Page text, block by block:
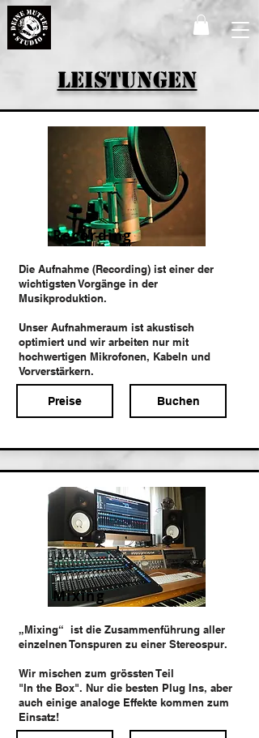
Leistungen
Recording
Die Aufnahme (Recording) ist einer der
wichtigsten Vorgänge in der
Musikproduktion.
Unser Aufnahmeraum ist akustisch
optimiert und wir arbeiten nur mit
hochwertigen Mikrofonen, Kabeln und
Vorverstärkern.
Preise Buchen
Mixing
„Mixing“ ist die Zusammenführung aller
einzelnen Tonspuren zu einer Stereospur.
Wir mischen zum grössten Teil
"In the Box". Nur die besten Plug Ins, aber
auch einige analoge Effekte kommen zum
Einsatz!